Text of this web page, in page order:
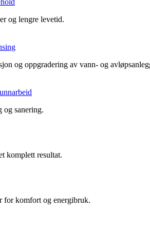
og lengre levetid.
og oppgradering av vann- og
og sanering.
komplett resultat.
for komfort og energibruk.